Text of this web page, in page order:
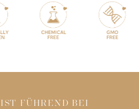
FÜHREND BEI